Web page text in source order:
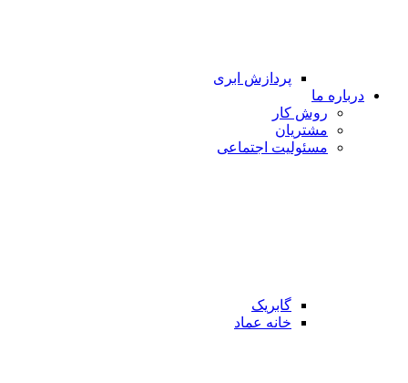
پردازش ابری
درباره ما
روش کار
مشتریان
مسئولیت اجتماعی
گابریک
خانه عماد